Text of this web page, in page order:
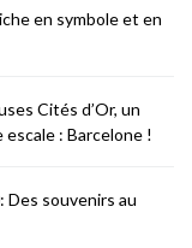
en symbole et en
Cités d’Or, un
escale : Barcelone !
Des souvenirs au